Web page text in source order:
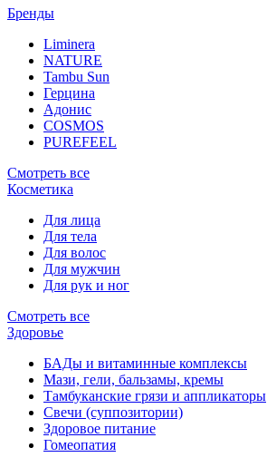
Бренды
Liminera
NATURE
Tambu Sun
Герцина
Адонис
COSMOS
PUREFEEL
Смотреть все
Косметика
Для лица
Для тела
Для волос
Для мужчин
Для рук и ног
Смотреть все
Здоровье
БАДы и витаминные комплексы
Мази, гели, бальзамы, кремы
Тамбуканские грязи и аппликаторы
Свечи (суппозитории)
Здоровое питание
Гомеопатия